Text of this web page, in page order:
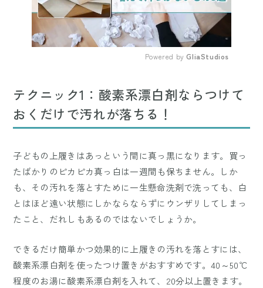
Powered by GliaStudios
テクニック1：酸素系漂白剤ならつけて
おくだけで汚れが落ちる！
子どもの上履きはあっという間に真っ黒になります。買っ
たばかりのピカピカ真っ白は一週間も保ちません。しか
も、その汚れを落とすために一生懸命洗剤で洗っても、白
とはほど遠い状態にしかならならずにウンザリしてしまっ
たこと、だれしもあるのではないでしょうか。
できるだけ簡単かつ効果的に上履きの汚れを落とすには、
酸素系漂白剤を使ったつけ置きがおすすめです。40～50℃
程度のお湯に酸素系漂白剤を入れて、20分以上置きます。